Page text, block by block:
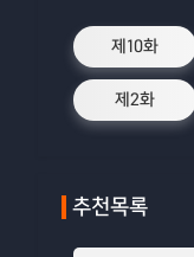
제10화
제2화
추천목록